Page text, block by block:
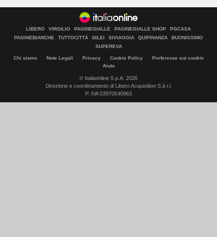
LIBERO VIRGILIO PAGINEGIALLE PAGINEGIALLE SHOP
PGCASA
PAGINEBIANCHE
TUTTOCITTÀ DILEI SIVIAGGIA QUIFINANZA
BUONISSIMO
SUPEREVA
Chi siamo Note Legali Privacy Cookie Policy
Preferenze sui cookie
Aiuto
© Italiaonline S.p.A. 2026
Direzione e coordinamento di Libero Acquisition S.á r.l.
P. IVA 03970540963